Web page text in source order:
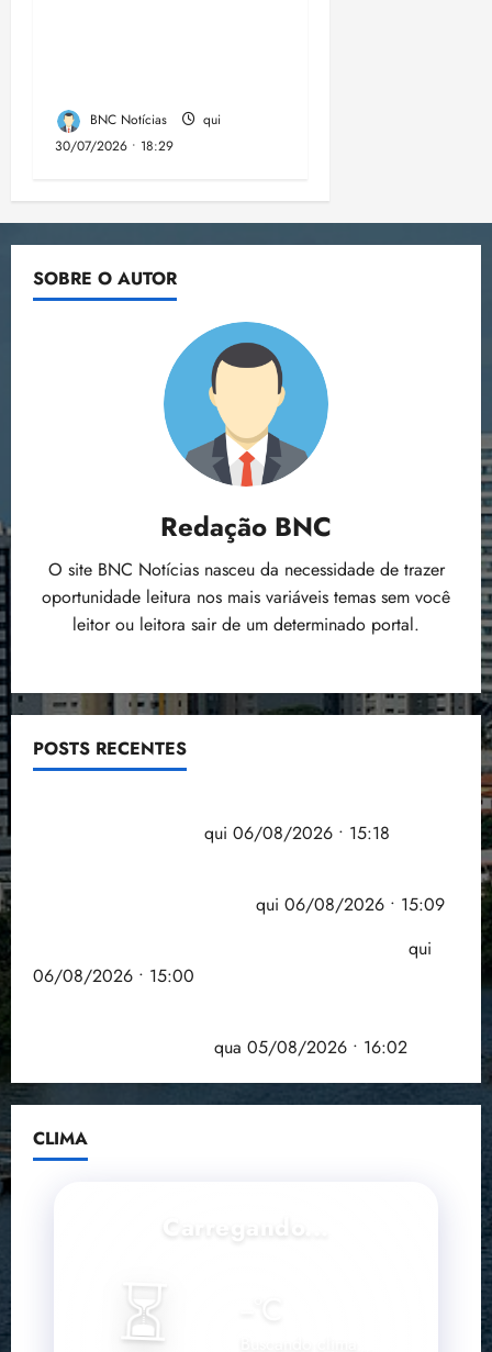
BNC Notícias
qui
30/07/2026 • 18:29
SOBRE O AUTOR
Redação BNC
O site BNC Notícias nasceu da necessidade de trazer
oportunidade leitura nos mais variáveis temas sem você
leitor ou leitora sair de um determinado portal.
POSTS RECENTES
qui 06/08/2026 • 15:18
qui 06/08/2026 • 15:09
qui
06/08/2026 • 15:00
qua 05/08/2026 • 16:02
CLIMA
Carregando...
⏳